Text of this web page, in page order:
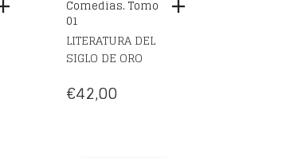
Comedias. Tomo
01
LITERATURA DEL
SIGLO DE ORO
€42,00